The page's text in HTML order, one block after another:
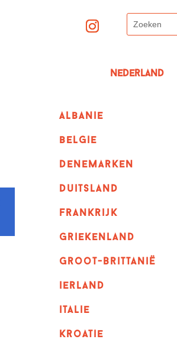
Nederland
albanie
belgie
denemarken
duitsland
frankrijk
griekenland
Groot-Brittanië
ierland
italie
kroatie